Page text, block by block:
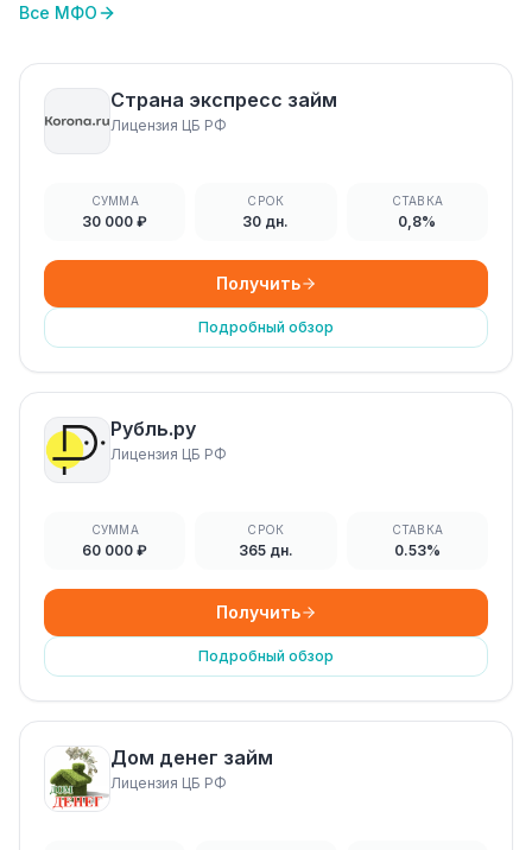
Все МФО
Страна экспресс займ
Лицензия ЦБ РФ
СУММА
30 000 ₽
СРОК
30 дн.
СТАВКА
0,8%
Получить
Подробный обзор
Рубль.ру
Лицензия ЦБ РФ
СУММА
60 000 ₽
СРОК
365 дн.
СТАВКА
0.53%
Получить
Подробный обзор
Дом денег займ
Лицензия ЦБ РФ